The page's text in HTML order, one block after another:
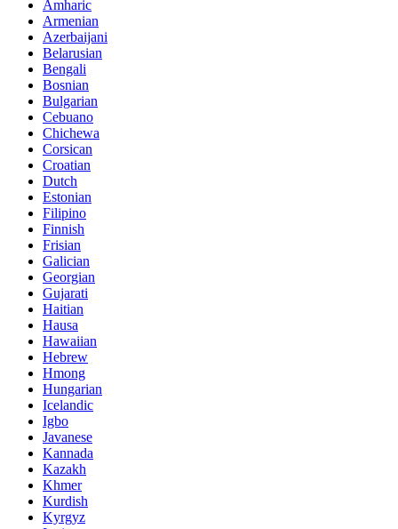
Amharic
Armenian
Azerbaijani
Belarusian
Bengali
Bosnian
Bulgarian
Cebuano
Chichewa
Corsican
Croatian
Dutch
Estonian
Filipino
Finnish
Frisian
Galician
Georgian
Gujarati
Haitian
Hausa
Hawaiian
Hebrew
Hmong
Hungarian
Icelandic
Igbo
Javanese
Kannada
Kazakh
Khmer
Kurdish
Kyrgyz